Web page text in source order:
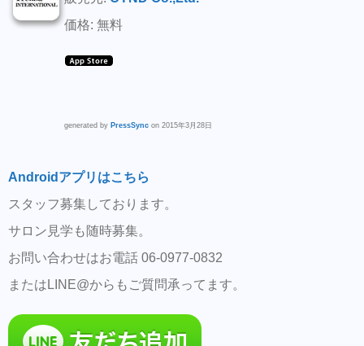
価格: 無料
generated by PressSync on 2015年3月28日
Androidアプリはこちら
スタッフ募集しております。
サロン見学も随時募集。
お問い合わせはお電話 06-0977-0832
またはLINE@からもご質問承ってます。